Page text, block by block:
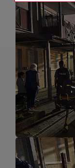
Name
Zweck
Cookie Name
Cookie Laufzeit